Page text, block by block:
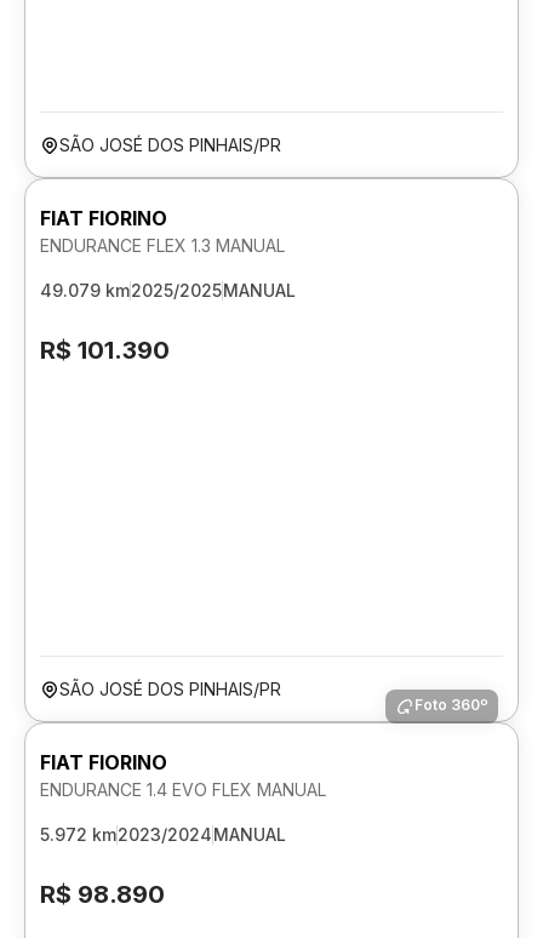
SÃO JOSÉ DOS PINHAIS/PR
FIAT FIORINO
ENDURANCE FLEX 1.3 MANUAL
49.079 km2025/2025MANUAL
R$ 101.390
SÃO JOSÉ DOS PINHAIS/PR
Foto 360º
FIAT FIORINO
ENDURANCE 1.4 EVO FLEX MANUAL
5.972 km2023/2024MANUAL
R$ 98.890